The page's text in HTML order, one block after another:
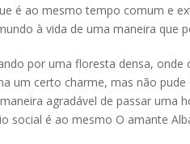
é ao mesmo tempo comum e
à vida de uma maneira que
por uma floresta densa, onde
um certo charme, mas não pude
agradável de passar uma
social é ao mesmo O amante